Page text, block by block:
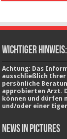
wichtiger Hinweis:
Achtung: Das
ausschließlich
persönliche
approbierten Arzt.
können und dürfen
und/oder einer
News in Pictures